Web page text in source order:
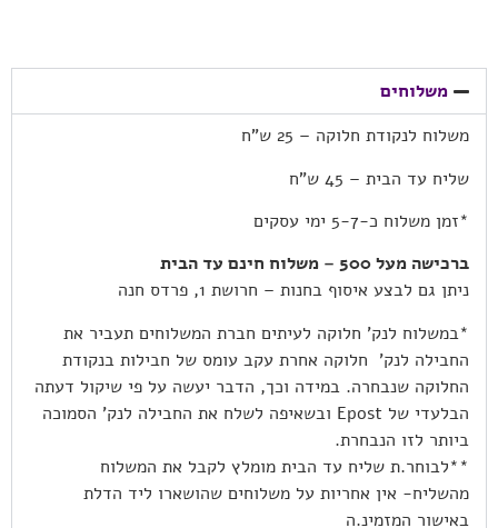
משלוחים
משלוח לנקודת חלוקה – 25 ש”ח
שליח עד הבית – 45 ש”ח
*זמן משלוח כ-5-7 ימי עסקים
ברכישה מעל 500 – משלוח חינם עד הבית
ניתן גם לבצע איסוף בחנות – חרושת 1, פרדס חנה
*במשלוח לנק’ חלוקה לעיתים חברת המשלוחים תעביר את
החבילה לנק’ חלוקה אחרת עקב עומס של חבילות בנקודת
החלוקה שנבחרה. במידה וכך, הדבר יעשה על פי שיקול דעתה
הבלעדי של Epost ובשאיפה לשלח את החבילה לנק’ הסמוכה
ביותר לזו הנבחרת.
**לבוחר.ת שליח עד הבית מומלץ לקבל את המשלוח
מהשליח- אין אחריות על משלוחים שהושארו ליד הדלת
באישור המזמינ.ה